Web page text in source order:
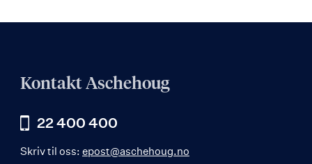
Kontakt Aschehoug
22 400 400
Skriv til oss: epost@aschehoug.no